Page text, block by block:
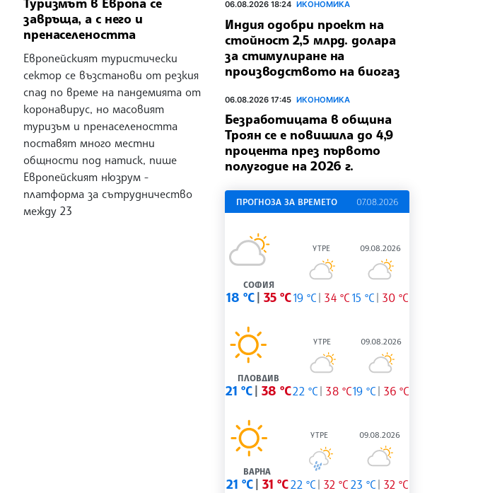
завръща, а с него и
пренаселеността
Европейският туристически
сектор се възстанови от резкия
спад по време на пандемията от
коронавирус, но масовият
туризъм и пренаселеността
поставят много местни
общности под натиск, пише
Европейският нюзрум -
платформа за сътрудничество
между 23
06.08.2026 18:24 ИКОНОМИКА
Индия одобри проект на
стойност 2,5 млрд. долара
за стимулиране на
производството на биогаз
06.08.2026 17:45 ИКОНОМИКА
Безработицата в община
Троян се е повишила до 4,9
процента през първото
полугодие на 2026 г.
ПРОГНОЗА ЗА ВРЕМЕТО 07.08.2026
СОФИЯ
18 °C 35 °C
УТРЕ
19 °C 34 °C
09.08.2026
15 °C 30 °C
ПЛОВДИВ
21 °C 38 °C
УТРЕ
22 °C 38 °C
09.08.2026
19 °C 36 °C
ВАРНА
21 °C 31 °C
УТРЕ
22 °C 32 °C
09.08.2026
23 °C 32 °C